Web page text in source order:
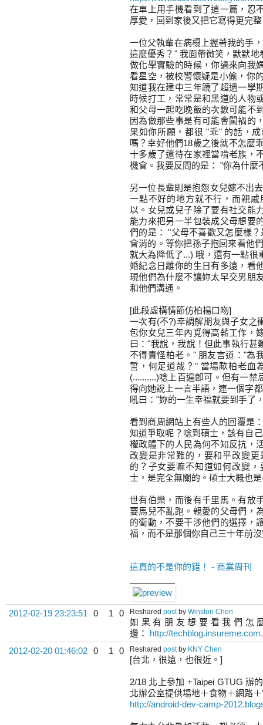
在車上用手機看到了這一篇，忍
厚愛，回到家後又把它寫得更完
一位父執輩在病榻上握著我的手
這麼優秀？" 我面帶微笑，默默
做化學實驗的時候，你過來向我
看星空，被校警懷疑是小偷，你
知道我在建中三年蹺了超過一學
時候打工，常常是和黑道的人物
和父母一起吃晚飯的次數可能不
因為做那些事是有可能會闖禍的
果如你所願，都很 "乖" 的話，
嗎？幸好他們18歲之後就不怎麼
十多歲了還待在家裡當啃老族，
機會。我要反問的是： "你為什麼
另一位長輩則是抱怨女兒嫁不出
一點不好的地方就不行，而親
以。女兒或兒子除了要有社交能
能力來把另一半包裝成父母想要
們的是： "父母不喜歡又怎麼樣
會消的。等你把孫子抱回來看他
就大為降低了...) 哦，還有一點
婚紀念日離你的生日有多遠，看
現他們為什麼不讓妳太早交男朋
和他們溝通。
[此段虛構情節仿柏楊口吻]
一次有(不?)幸調解朋友與子女之
包你女兒三年內覓得高薪工作，
曰："我說，我說！但此事執行甚
不得責怪柏老。" 朋友言道："為
誓，何足道哉？" 當場歃柏老血
(..........)唸上百遍卽可。但有一
得向她說上一言半語，連一個字
吼曰："妳的一生幸福就要到手了
看到商周網站上有些人的回覆是
知道爭取呢？唸到碩士，該有自
權政體下的人民為何不知反抗，
改變是非常難的，要和平改變
的？子女要嘛不知道如何改變
士，是完全無關的。碩士大概也
世有伯樂，而後有千里馬。有放
要馬兒不亂跑。親愛的父母們，
的衝動，不要干涉他們的選擇，
福，而不是那個你自己三十年前
這真的不是你的錯！ - 商業周刊
2012-02-19 23:23:51 0 1 0 Reshared postby Winston Chen
如果有朋友想要看我們怎
邊： http://
2012-02-20 01:46:02 0 1 0 Reshared postby KNY Chen
[台北，很遠，也很近。]
2/18 北上參加 +Taipei GTUG 辦
北辦公室提供場地＋食物＋網路
http://android-dev-camp-